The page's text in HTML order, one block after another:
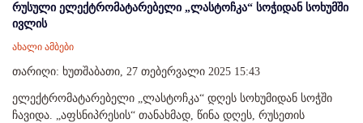
რუსული ელექტრომატარებელი „ლასტოჩკა“ სოჭიდან სოხუმში
ივლის
ახალი ამბები
თარიღი: ხუთშაბათი, 27 თებერვალი 2025 15:43
ელექტრომატარებელი „ლასტოჩკა“ დღეს სოხუმიდან სოჭში
ჩავიდა. „აფსნიპრესის“ თანახმად, წინა დღეს, რუსეთის